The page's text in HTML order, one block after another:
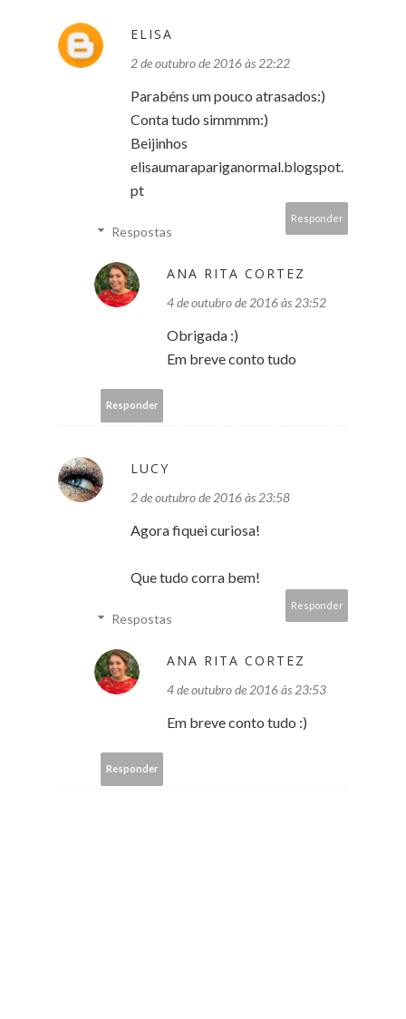
ELISA
2 de outubro de 2016 às 22:22
Parabéns um pouco atrasados:)
Conta tudo simmmm:)
Beijinhos
elisaumarapariganormal.blogspot.
pt
Responder
Respostas
ANA RITA CORTEZ
4 de outubro de 2016 às 23:52
Obrigada :)
Em breve conto tudo
Responder
LUCY
2 de outubro de 2016 às 23:58
Agora fiquei curiosa!
Que tudo corra bem!
Responder
Respostas
ANA RITA CORTEZ
4 de outubro de 2016 às 23:53
Em breve conto tudo :)
Responder